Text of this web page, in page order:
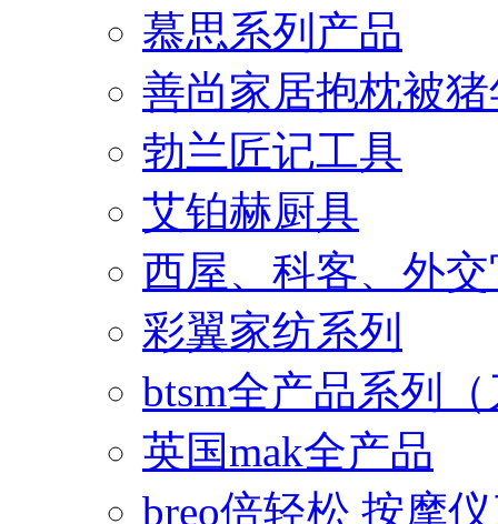
慕思系列产品
善尚家居抱枕被
勃兰匠记工具
艾铂赫厨具
西屋、科客、外
彩翼家纺系列
btsm全产品系列
英国mak全产品
breo倍轻松 按摩